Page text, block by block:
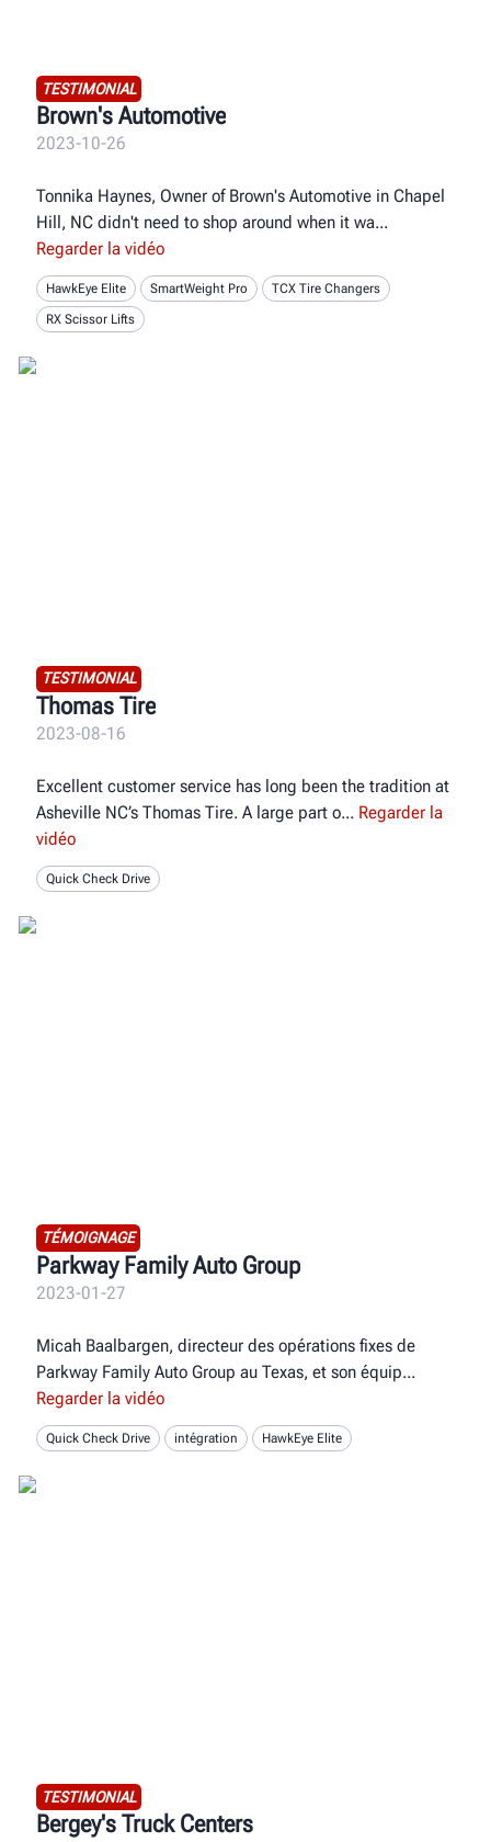
TESTIMONIAL
Brown's Automotive
2023-10-26
Tonnika Haynes, Owner of Brown's Automotive in Chapel
Hill, NC didn't need to shop around when it wa
Regarder la vidéo
HawkEye Elite SmartWeight Pro
TCX Tire Changers
RX Scissor Lifts
TESTIMONIAL
Thomas Tire
2023-08-16
Excellent customer service has long been the tradition at
Asheville NC’s Thomas Tire. A large part o
Regarder la
vidéo
Quick Check Drive
TÉMOIGNAGE
Parkway Family Auto Group
2023-01-27
Micah Baalbargen, directeur des opérations fixes de
Parkway Family Auto Group au Texas, et son équip
Regarder la vidéo
Quick Check Drive intégration HawkEye Elite
TESTIMONIAL
Bergey's Truck Centers